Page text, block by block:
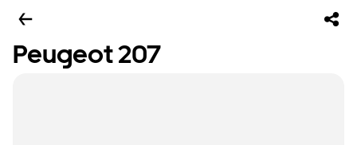
Peugeot 207